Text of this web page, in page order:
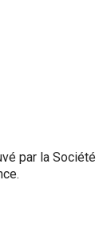
par la Société
.